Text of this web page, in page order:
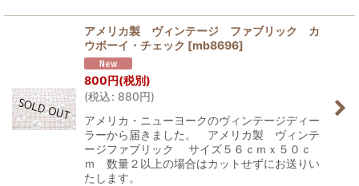
アメリカ製 ヴィンテージ ファブリック カ
ウボーイ・チェック [mb8696]
800円(税別)
(税込: 880円)
アメリカ・ニューヨークのヴィンテージディー
ラーから届きました。 アメリカ製 ヴィンテ
ージファブリック サイズ５６ｃｍｘ５０ｃ
ｍ 数量２以上の場合はカットせずにお送りい
たします。